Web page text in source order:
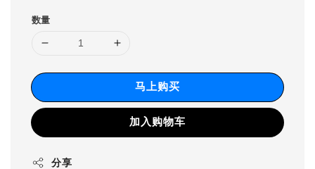
数量
马上购买
加入购物车
分享